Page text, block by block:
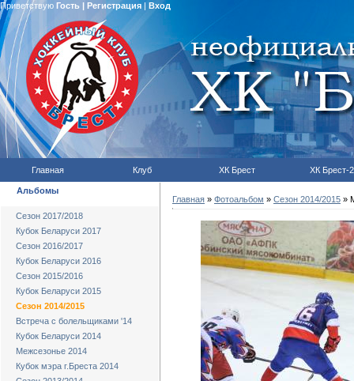
Приветствую Гость | Регистрация| Вход
Главная Клуб ХК Брест ХК Брест-2
Альбомы
Сезон 2017/2018
Кубок Беларуси 2017
Сезон 2016/2017
Кубок Беларуси 2016
Сезон 2015/2016
Кубок Беларуси 2015
Сезон 2014/2015
Встреча с болельщиками '14
Кубок Беларуси 2014
Межсезонье 2014
Кубок мэра г.Бреста 2014
Главная » Фотоальбом » Сезон 2014/2015 »